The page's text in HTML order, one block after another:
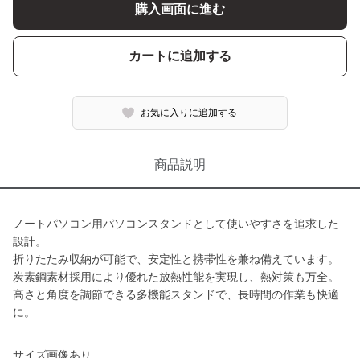
購入画面に進む
カートに追加する
お気に入りに追加する
商品説明
ノートパソコン用パソコンスタンドとして使いやすさを追求した
設計。
折りたたみ収納が可能で、安定性と携帯性を兼ね備えています。
炭素鋼素材採用により優れた放熱性能を実現し、熱対策も万全。
高さと角度を調節できる多機能スタンドで、長時間の作業も快適
に。
サイズ画像あり